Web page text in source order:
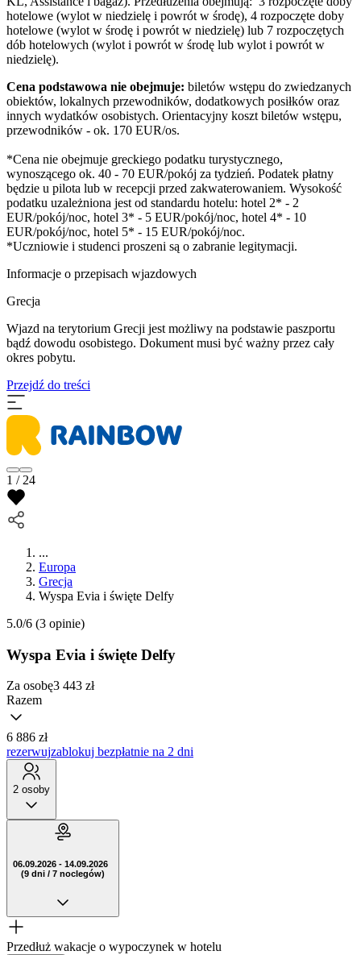
hotelowe (wylot w niedzielę i powrót w środę), 4 rozpoczęte doby
hotelowe (wylot w środę i powrót w niedzielę) lub 7 rozpoczętych
dób hotelowych (wylot i powrót w środę lub wylot i powrót w
niedzielę).
Cena podstawowa nie obejmuje: biletów wstępu do zwiedzanych
obiektów, lokalnych przewodników, dodatkowych posiłków oraz
innych wydatków osobistych. Orientacyjny koszt biletów wstępu,
przewodników - ok. 170 EUR/os.
*Cena nie obejmuje greckiego podatku turystycznego,
wynoszącego ok. 40 - 70 EUR/pokój za tydzień. Podatek płatny
będzie u pilota lub w recepcji przed zakwaterowaniem. Wysokość
podatku uzależniona jest od standardu hotelu: hotel 2* - 2
EUR/pokój/noc, hotel 3* - 5 EUR/pokój/noc, hotel 4* - 10
EUR/pokój/noc, hotel 5* - 15 EUR/pokój/noc.
*Uczniowie i studenci proszeni są o zabranie legitymacji.
Informacje o przepisach wjazdowych
Grecja
Wjazd na terytorium Grecji jest możliwy na podstawie paszportu
bądź dowodu osobistego. Dokument musi być ważny przez cały
okres pobytu.
Przejdź do treści
1 / 24
...
Europa
Grecja
Wyspa Evia i święte Delfy
5.0/6 (3 opinie)
Wyspa Evia i święte Delfy
Za osobę3 443 zł
Razem
6 886 zł
rezerwujzablokuj bezpłatnie na 2 dni
2 osoby
06.09.2026 - 14.09.2026
(9 dni / 7 noclegów)
Przedłuż wakacje o wypoczynek w hotelu